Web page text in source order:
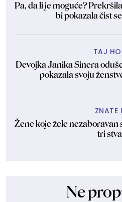
Pa, da li je moguće?
bi pokazala čist
TAJ
Devojka Janika Sinera
pokazala svoju
ZNATE
Žene koje žele nezaboravan
tri
Ne